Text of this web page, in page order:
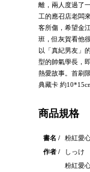
離，兩人度過了
工的應召店老闆
客所傷，希望金
班，但灰賀看他
以「真紀男友」
型的帥氣學長，
熱愛故事。首刷
典藏卡 約
商品規格
書名 /
粉紅愛
作者 /
しっけ
粉紅愛